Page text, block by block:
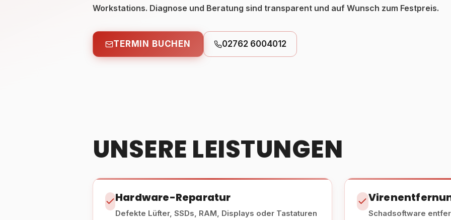
Workstations. Diagnose und Beratung sind transparent und auf Wunsch zum Festpreis.
TERMIN BUCHEN 02762 6004012
UNSERE LEISTUNGEN
Hardware-Reparatur
Defekte Lüfter, SSDs, RAM, Displays oder Tastaturen
Schadsoftware